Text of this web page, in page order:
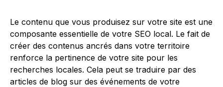
Le contenu que vous produisez sur votre site est une
composante essentielle de votre SEO local. Le fait de
créer des contenus ancrés dans votre territoire
renforce la pertinence de votre site pour les
recherches locales. Cela peut se traduire par des
articles de blog sur des événements de votre